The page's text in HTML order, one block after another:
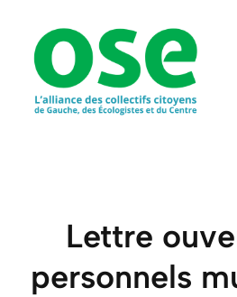
contenu
Lettre
personnels